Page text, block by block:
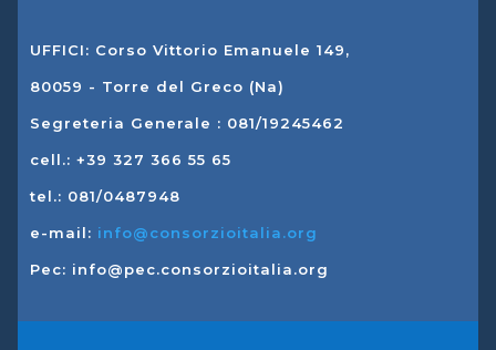
UFFICI: Corso Vittorio Emanuele 149,
80059 - Torre del Greco (Na)
Segreteria Generale : 081/19245462
cell.: +39 327 366 55 65
tel.: 081/0487948
e-mail: info@consorzioitalia.org
Pec: info@pec.consorzioitalia.org